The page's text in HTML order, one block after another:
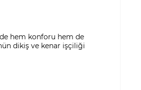
hem konforu hem de
dikiş ve kenar işçiliği